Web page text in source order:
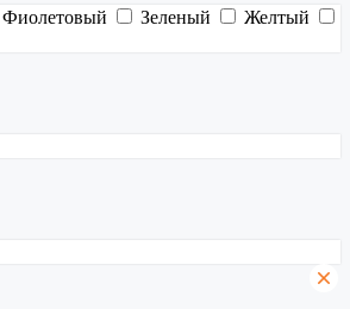
Фиолетовый Зеленый
Желтый